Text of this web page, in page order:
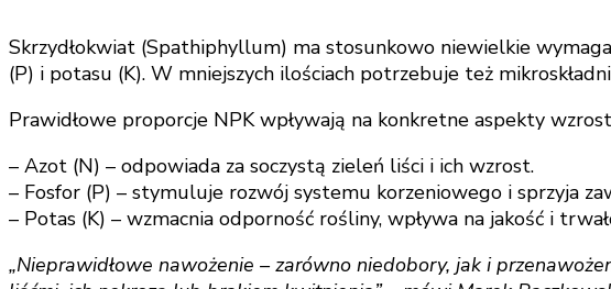
Skrzydłokwiat (Spathiphyllum) ma stosunkowo niewielkie
(P) i potasu (K). W mniejszych ilościach potrzebuje też
Prawidłowe proporcje NPK wpływają na konkretne aspekty
– Azot (N) – odpowiada za soczystą zieleń liści i ich wzrost.
– Fosfor (P) – stymuluje rozwój systemu korzeniowego i sprzyja
– Potas (K) – wzmacnia odporność rośliny, wpływa na jakość i
„Nieprawidłowe nawożenie – zarówno niedobory, jak i